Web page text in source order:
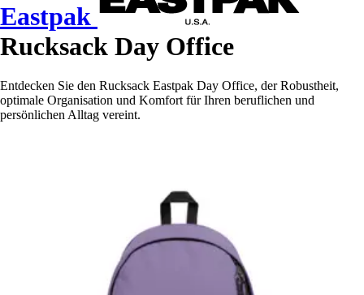
Eastpak
Rucksack Day Office
Entdecken Sie den Rucksack Eastpak Day Office, der Robustheit,
optimale Organisation und Komfort für Ihren beruflichen und
persönlichen Alltag vereint.